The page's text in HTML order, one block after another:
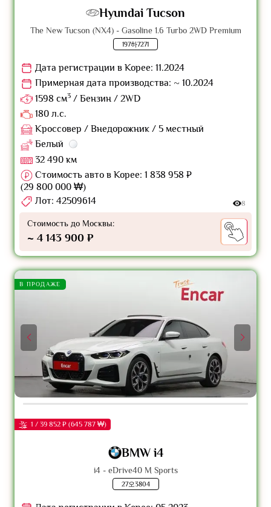
Hyundai Tucson
The New Tucson (NX4) - Gasoline 1.6 Turbo 2WD Premium
197하7271
Дата регистрации в Корее: 11.2024
Примерная дата производства: ~ 10.2024
1598 см3 / Бензин / 2WD
180 л.с.
Кроссовер / Внедорожник / 5 местный
Белый
32 490 км
Стоимость авто в Корее: 1 838 958 ₽
(29 800 000 ₩)
Лот: 42509614
8
Стоимость до Москвы:
~ 4 143 900 ₽
В ПРОДАЖЕ
1 / 39 852 ₽ (645 787 ₩)
BMW i4
i4 - eDrive40 M Sports
27오3804